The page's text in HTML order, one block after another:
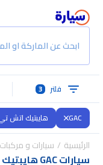
ابحث عن الماركة او
فلتر 3
GAC هايبتيك اتش
الرئيسية سيارات و مركبات
سيارات GAC هايبتيك اتش تي 2019 للبيع في السعودية